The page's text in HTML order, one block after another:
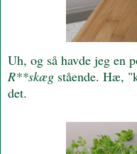
Uh, og så havde jeg en
R**skæg stående. Hæ,
det.